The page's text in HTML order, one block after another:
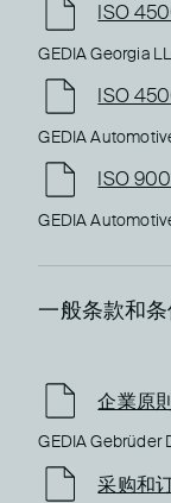
ISO
GEDIA Georgia
ISO
GEDIA
ISO
GEDIA
一般条款和
企業原
GEDIA Gebrüder
采购和